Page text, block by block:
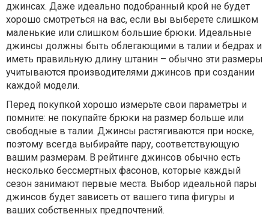
джинсах. Даже идеально подобранный крой не будет
хорошо смотреться на вас, если вы выберете слишком
маленькие или слишком большие брюки. Идеальные
джинсы должны быть облегающими в талии и бедрах и
иметь правильную длину штанин – обычно эти размеры
учитываются производителями джинсов при создании
каждой модели.
Перед покупкой хорошо измерьте свои параметры и
помните: не покупайте брюки на размер больше или
свободные в талии. Джинсы растягиваются при носке,
поэтому всегда выбирайте пару, соответствующую
вашим размерам. В рейтинге джинсов обычно есть
несколько бессмертных фасонов, которые каждый
сезон занимают первые места. Выбор идеальной пары
джинсов будет зависеть от вашего типа фигуры и
ваших собственных предпочтений.